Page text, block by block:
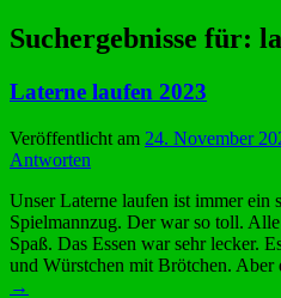
Suchergebnisse für:
Laterne laufen 2023
Veröffentlicht am 24. November
Antworten
Unser Laterne laufen ist immer ein
Spielmannzug. Der war so toll.
Spaß. Das Essen war sehr lecker.
und Würstchen mit Brötchen.
→